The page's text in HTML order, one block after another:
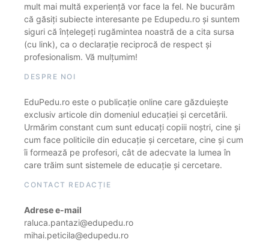
mult mai multă experiență vor face la fel. Ne bucurăm
că găsiți subiecte interesante pe Edupedu.ro și suntem
siguri că înțelegeți rugămintea noastră de a cita sursa
(cu link), ca o declarație reciprocă de respect și
profesionalism. Vă mulțumim!
DESPRE NOI
EduPedu.ro este o publicație online care găzduiește
exclusiv articole din domeniul educației și cercetării.
Urmărim constant cum sunt educați copiii noștri, cine și
cum face politicile din educație și cercetare, cine și cum
îi formează pe profesori, cât de adecvate la lumea în
care trăim sunt sistemele de educație și cercetare.
CONTACT REDACȚIE
Adrese e-mail
raluca.pantazi@edupedu.ro
mihai.peticila@edupedu.ro